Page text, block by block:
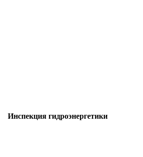
Инспекция гидроэнергетики